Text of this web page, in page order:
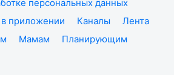
персональных данных
приложении Каналы
Лента
Мамам
Планирующим